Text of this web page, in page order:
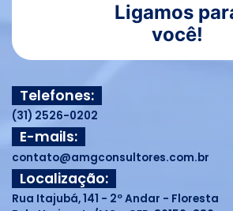
Ligamos
você!
Telefones:
(31) 2526-0202
E-mails:
contato@amgconsultores.com.br
Localização:
Rua Itajubá, 141 - 2º Andar - Floresta